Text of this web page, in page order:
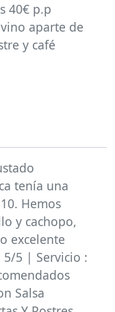
40€ p.p
aparte de
y café
tenía una
Hemos
y cachopo,
excelente
5/5 | Servicio :
Salsa